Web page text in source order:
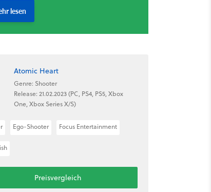
Atomic Heart
Genre: Shooter
Release: 21.02.2023 (PC, PS4, PS5, Xbox
One, Xbox Series X/S)
Ego-Shooter Focus Entertainment
Preisvergleich